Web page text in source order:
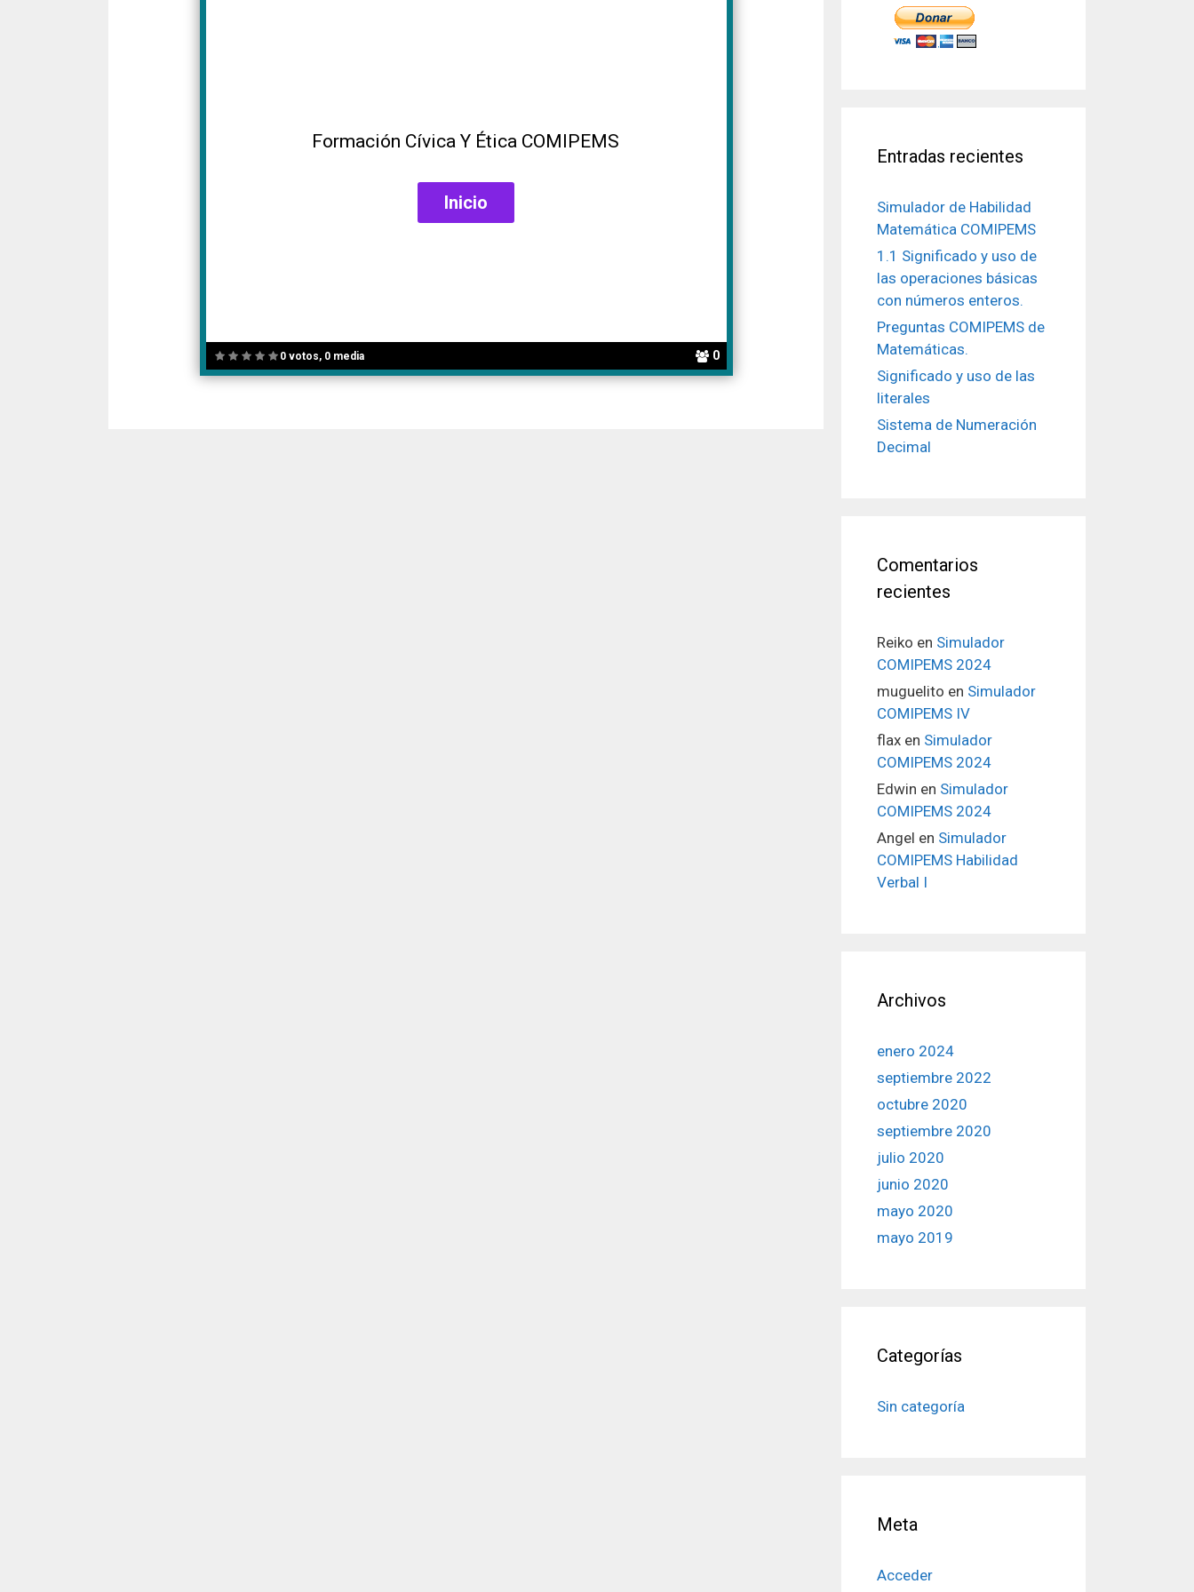
0 votos, 0 media 0
Formación Cívica Y Ética COMIPEMS
Entradas recientes
Simulador de Habilidad
Matemática COMIPEMS
1.1 Significado y uso de
las operaciones básicas
con números enteros.
Preguntas COMIPEMS de
Matemáticas.
Significado y uso de las
literales
Sistema de Numeración
Decimal
Comentarios
recientes
Reiko en Simulador
COMIPEMS 2024
muguelito en Simulador
COMIPEMS IV
flax en Simulador
COMIPEMS 2024
Edwin en Simulador
COMIPEMS 2024
Angel en Simulador
COMIPEMS Habilidad
Verbal I
Archivos
enero 2024
septiembre 2022
octubre 2020
septiembre 2020
julio 2020
junio 2020
mayo 2020
mayo 2019
Categorías
Sin categoría
Meta
Acceder